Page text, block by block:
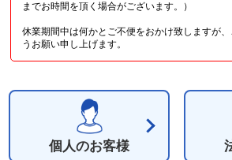
までお時間を頂く場合がございます。）
休業期間中は何かとご不便をおかけ致しますが
うお願い申し上げます。
個人のお客様